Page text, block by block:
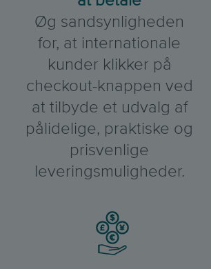
Øg sandsynligheden
for, at internationale
kunder klikker på
checkout-knappen ved
at tilbyde et udvalg af
pålidelige, praktiske og
prisvenlige
leveringsmuligheder.